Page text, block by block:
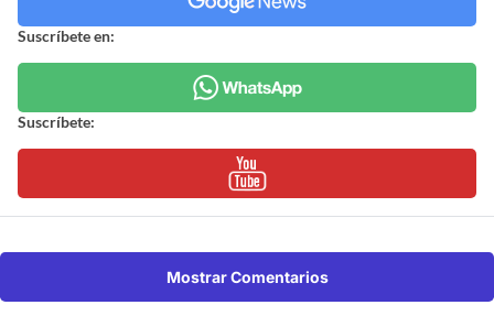
Suscríbete en:
Suscríbete:
Mostrar Comentarios